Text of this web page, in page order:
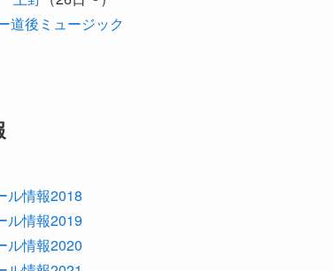
道後ミュージック
ル情報2018
ル情報2019
ル情報2020